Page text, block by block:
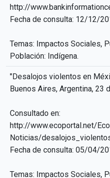
http://
Fecha de consulta: 12/12/
Temas: Impactos Sociales,
Población: Indígena.
"Desalojos violentos en
Buenos Aires, Argentina, 23
Consultado en:
http://www.ecoportal.net/
Noticias/
Fecha de consulta: 05/04/
Temas: Impactos Sociales,